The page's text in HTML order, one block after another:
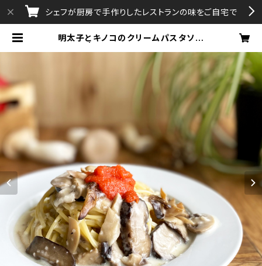
シェフが厨房で手作りしたレストランの味をご自宅で
明太子とキノコのクリームパスタソー